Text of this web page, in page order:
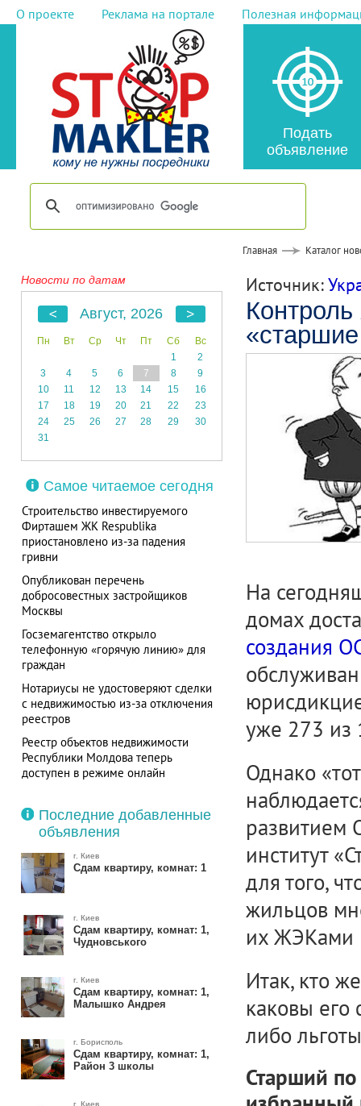
О проекте Реклама на портале Полезная
Подать
объявление
Главная Каталог
Новости по датам
Август, 2026
Пн Вт Ср Чт Пт Сб
Вс
1
2
3
4 5 6 7 8
9
10
11 12 13 14 15
16
17
18 19 20 21 22
23
24
25 26 27 28 29
30
31
Самое читаемое сегодня
Строительство инвестируемого
Фирташем ЖК Respublika
приостановлено из-за падения
гривни
Опубликован перечень
добросовестных застройщиков
Москвы
Госземагентство открыло
телефонную «горячую линию» для
граждан
Нотариусы не удостоверяют сделки
с недвижимостью из-за отключения
реестров
Реестр объектов недвижимости
Республики Молдова теперь
доступен в режиме онлайн
Киеве без горячей воды остаются
более 700 потребителей
Последние добавленные
объявления
г. Киев
Сдам квартиру, комнат: 1
г. Киев
Сдам квартиру, комнат: 1,
Чудновського
г. Киев
Сдам квартиру, комнат: 1,
Малышко Андрея
г. Борисполь
Сдам квартиру, комнат: 1,
Район 3 школы
г. Киев
Источник:
На
домах
создания
уже 273 из
Однако
развитием
институт
для того,
жильцов
их ЖЭКами
Итак, кто
каковы
либо
Старший